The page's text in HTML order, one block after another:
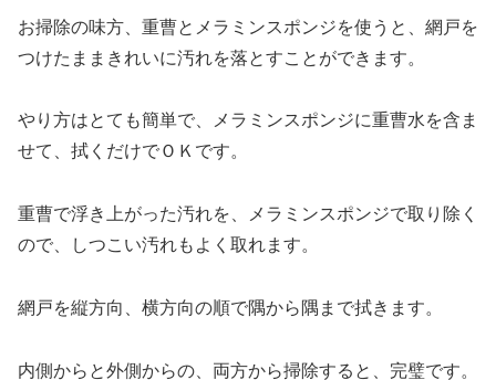
お掃除の味方、重曹とメラミンスポンジを使うと、網戸を
つけたままきれいに汚れを落とすことができます。
やり方はとても簡単で、メラミンスポンジに重曹水を含ま
せて、拭くだけでＯＫです。
重曹で浮き上がった汚れを、メラミンスポンジで取り除く
ので、しつこい汚れもよく取れます。
網戸を縦方向、横方向の順で隅から隅まで拭きます。
内側からと外側からの、両方から掃除すると、完璧です。